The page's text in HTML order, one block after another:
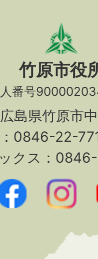
竹原市役
番号
島県竹原市
0846-22-
クス：